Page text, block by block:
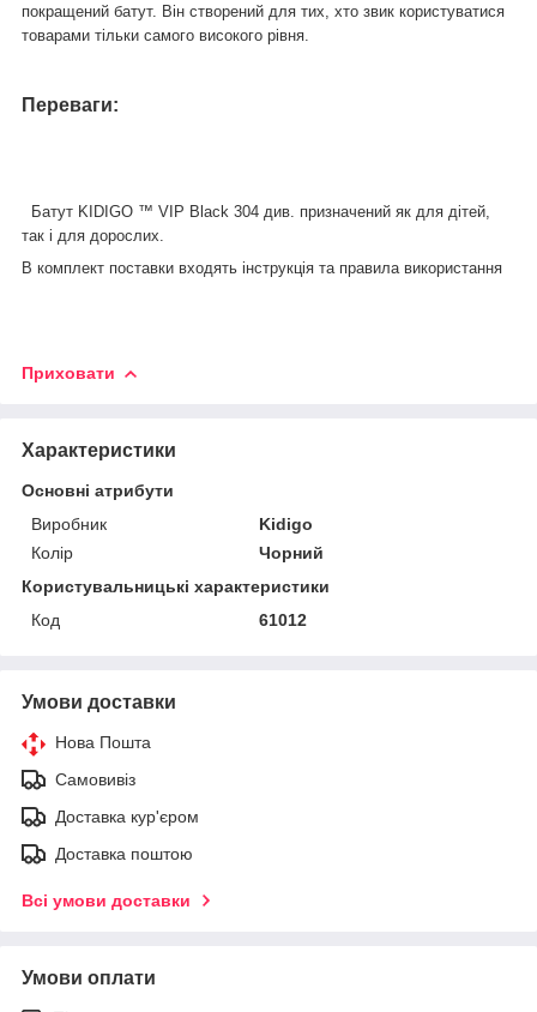
покращений батут. Він створений для тих, хто звик користуватися
товарами тільки самого високого рівня.
Переваги:
Батут KIDIGO ™ VIP Black 304 див. призначений як для дітей,
так і для дорослих.
В комплект поставки входять інструкція та правила використання
Приховати
Характеристики
Основні атрибути
Виробник
Kidigo
Колір
Чорний
Користувальницькі характеристики
Код
61012
Умови доставки
Нова Пошта
Самовивіз
Доставка кур'єром
Доставка поштою
Всі умови доставки
Умови оплати